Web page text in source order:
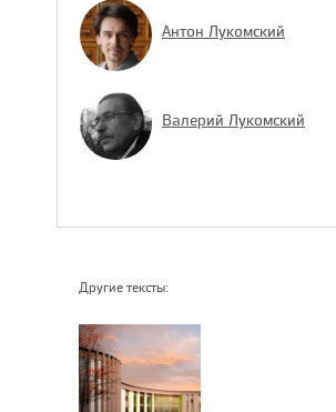
Антон Лукомский
Валерий Лукомский
Другие тексты: